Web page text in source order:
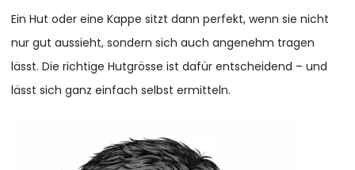
Ein Hut oder eine Kappe sitzt dann perfekt, wenn sie nicht
nur gut aussieht, sondern sich auch angenehm tragen
lässt. Die richtige Hutgrösse ist dafür entscheidend – und
lässt sich ganz einfach selbst ermitteln.